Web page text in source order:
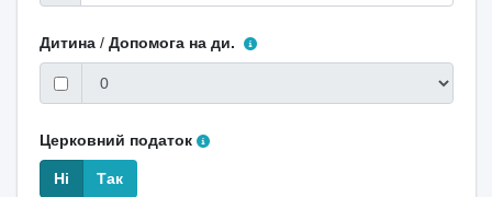
Дитина/ Допомога на ди.
Церковний податок
Ні Так